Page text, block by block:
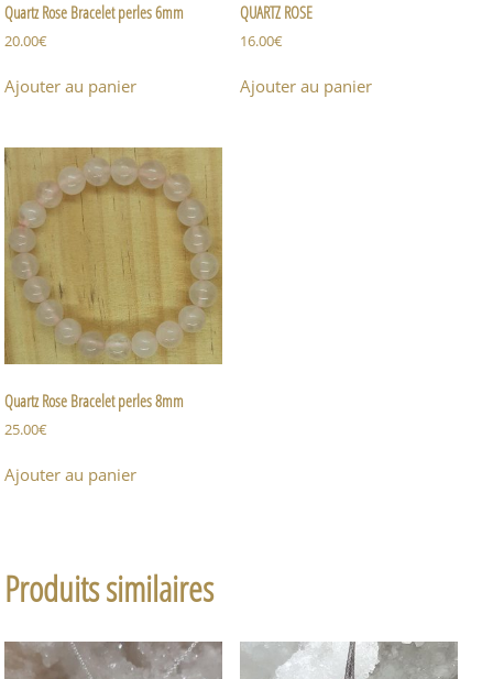
Quartz Rose Bracelet perles 6mm
20.00€
Ajouter au panier
QUARTZ ROSE
16.00€
Ajouter au panier
Quartz Rose Bracelet perles 8mm
25.00€
Ajouter au panier
Produits similaires